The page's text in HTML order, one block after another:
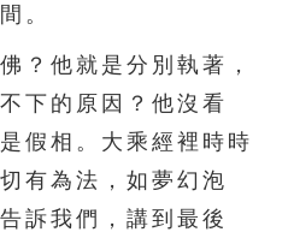
。
他就是分別執著，
下的原因？他沒看
假相。大乘經裡時時
有為法，如夢幻泡
訴我們，講到最後